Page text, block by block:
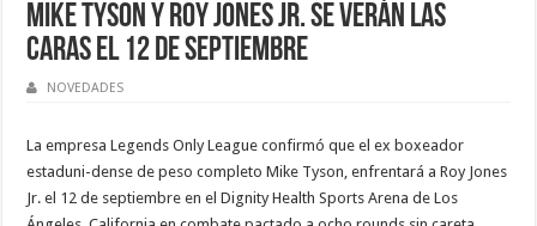
Mike Tyson y Roy Jones Jr. se verán las
caras el 12 de septiembre
NOVEDADES
La empresa Legends Only League confirmó que el ex boxeador
estaduni-dense de peso completo Mike Tyson, enfrentará a Roy Jones
Jr. el 12 de septiembre en el Dignity Health Sports Arena de Los